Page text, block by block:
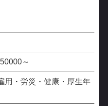
～
用・労災・健康・厚生年